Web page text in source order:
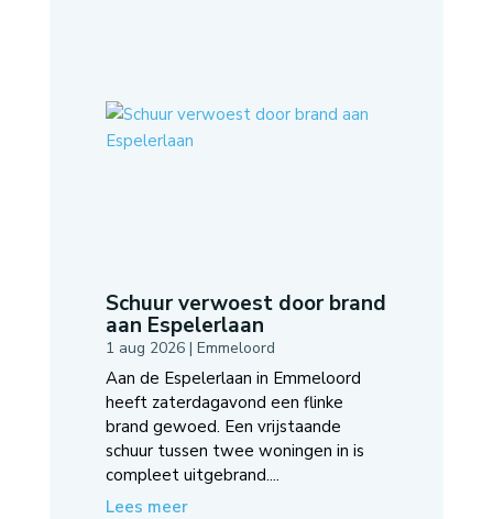
Schuur verwoest door brand
aan Espelerlaan
1 aug 2026| Emmeloord
Aan de Espelerlaan in Emmeloord
heeft zaterdagavond een flinke
brand gewoed. Een vrijstaande
schuur tussen twee woningen in is
compleet uitgebrand....
Lees meer